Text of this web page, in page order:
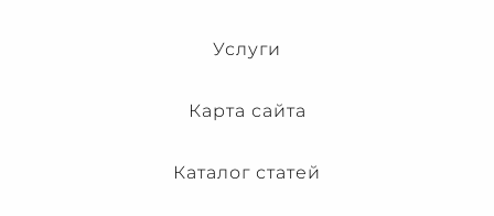
Услуги
Карта сайта
Каталог статей